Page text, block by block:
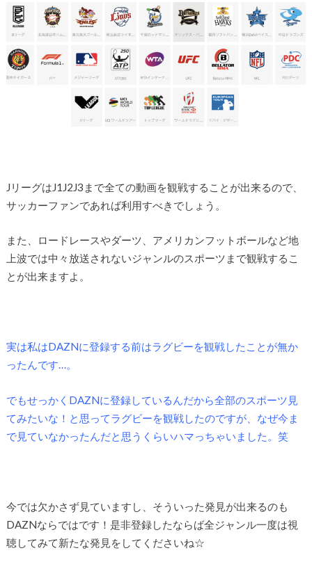
JリーグはJ1J2J3まで全ての動画を観戦することが出来るので、
サッカーファンであれば利用すべきでしょう。
また、ロードレースやダーツ、アメリカンフットボールなど地
上波では中々放送されないジャンルのスポーツまで観戦するこ
とが出来ますよ。
実は私はDAZNに登録する前はラグビーを観戦したことが無か
ったんです…。
でもせっかくDAZNに登録しているんだから全部のスポーツ見
てみたいな！と思ってラグビーを観戦したのですが、なぜ今ま
で見ていなかったんだと思うくらいハマっちゃいました。笑
今では欠かさず見ていますし、そういった発見が出来るのも
DAZNならではです！是非登録したならば全ジャンル一度は視
聴してみて新たな発見をしてくださいね☆